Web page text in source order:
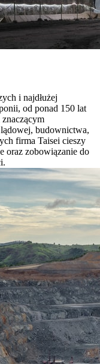
i najdłużej
od ponad 150 lat
budownictwa,
firma Taisei cieszy
oraz zobowiązanie do